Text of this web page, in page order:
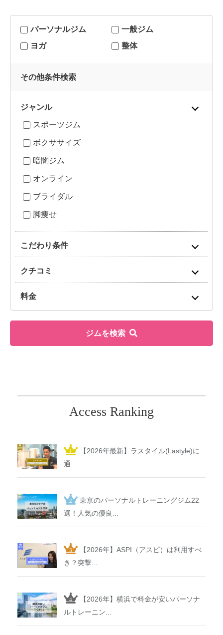
パーソナルジム
一般ジム
ヨガ
整体
その他条件検索
ジャンル
スポーツジム
ボクササイズ
暗闇ジム
オンライン
ブライダル
脚痩せ
こだわり条件
クチコミ
料金
ジムを検索
Access Ranking
【2026年最新】ラスタイル(Lastyle)に
通...
東京のパーソナルトレーニングジム22
選！人気の優良...
【2026年】ASPI（アスピ）は利用すべ
き？突撃...
【2026年】横浜で料金が安いパーソナ
ルトレーニン...